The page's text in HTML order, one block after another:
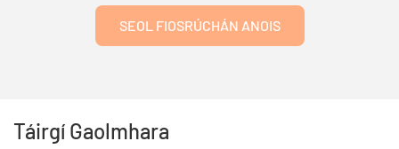
SEOL FIOSRÚCHÁN ANOIS
Táirgí Gaolmhara